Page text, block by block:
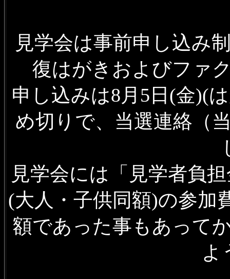
見学会は事前申し込み
復はがきおよびファ
申し込みは8月5日(金)(
め切りで、当選連絡（
見学会には「見学者負
(大人・子供同額)の参加
額であった事もあって
よ